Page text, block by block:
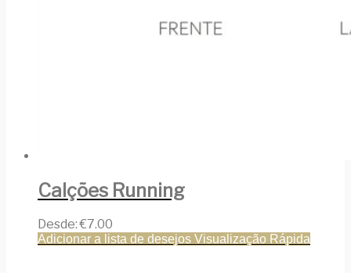
Calções Running
Desde:€7.00
Adicionar a lista de desejos Visualização Rápida